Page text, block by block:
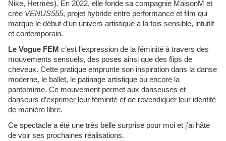
Nike, Hermès). En 2022, elle fonde sa compagnie MaisonM et
crée VENUS555, projet hybride entre performance et film qui
marque le début d’un univers artistique à la fois sensible, intuitif
et contemporain.
Le Vogue FEM c’est l’expression de la féminité à travers des
mouvements sensuels, des poses ainsi que des flips de
cheveux. Cette pratique emprunte son inspiration dans la danse
moderne, le ballet, le patinage artistique ou encore la
pantomime. Ce mouvement permet aux danseuses et
danseurs d’exprimer leur féminité et de revendiquer leur identité
de manière libre.
Ce spectacle a été une très belle surprise pour moi et j’ai hâte
de voir ses prochaines réalisations.